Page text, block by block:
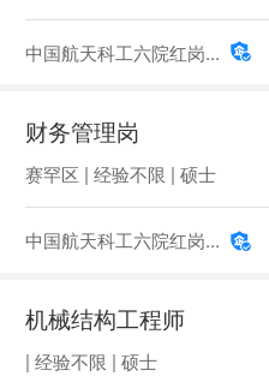
中国航天科工六院红岗...
财务管理岗
赛罕区 | 经验不限 | 硕士
中国航天科工六院红岗...
机械结构工程师
| 经验不限 | 硕士